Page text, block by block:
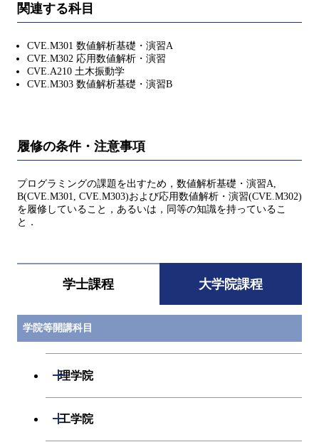
関連する科目
CVE.M301 数値解析基礎・演習A
CVE.M302 応用数値解析・演習
CVE.A210 土木振動学
CVE.M303 数値解析基礎・演習B
履修の条件・注意事項
プログラミングの課題を出すため，数値解析基礎・演習A,
B(CVE.M301, CVE.M303)および応用数値解析・演習(CVE.M302)
を履修していること，あるいは，同等の知識を持っているこ
と．
学士課程 大学院課程
学院等開講科目
理学院
開閉
工学院
開閉